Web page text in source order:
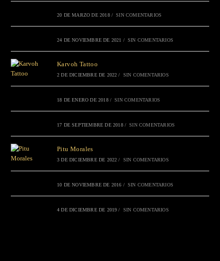
20 DE MARZO DE 2018 / SIN COMENTARIOS
24 DE NOVIEMBRE DE 2021 / SIN COMENTARIOS
Karvoh Tattoo
2 DE DICIEMBRE DE 2022 / SIN COMENTARIOS
18 DE ENERO DE 2018 / SIN COMENTARIOS
17 DE SEPTIEMBRE DE 2018 / SIN COMENTARIOS
Pitu Morales
3 DE DICIEMBRE DE 2022 / SIN COMENTARIOS
10 DE NOVIEMBRE DE 2016 / SIN COMENTARIOS
4 DE DICIEMBRE DE 2019 / SIN COMENTARIOS